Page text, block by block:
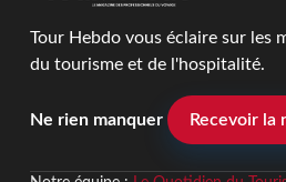
Tour Hebdo vous éclaire sur les
du tourisme et de l'hospitalité.
Ne rien manquer Recevoir la